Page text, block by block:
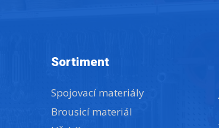
Sortiment
Spojovací materiály
Brousicí materiál